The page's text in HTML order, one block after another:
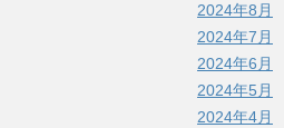
2024年8月
2024年7月
2024年6月
2024年5月
2024年4月